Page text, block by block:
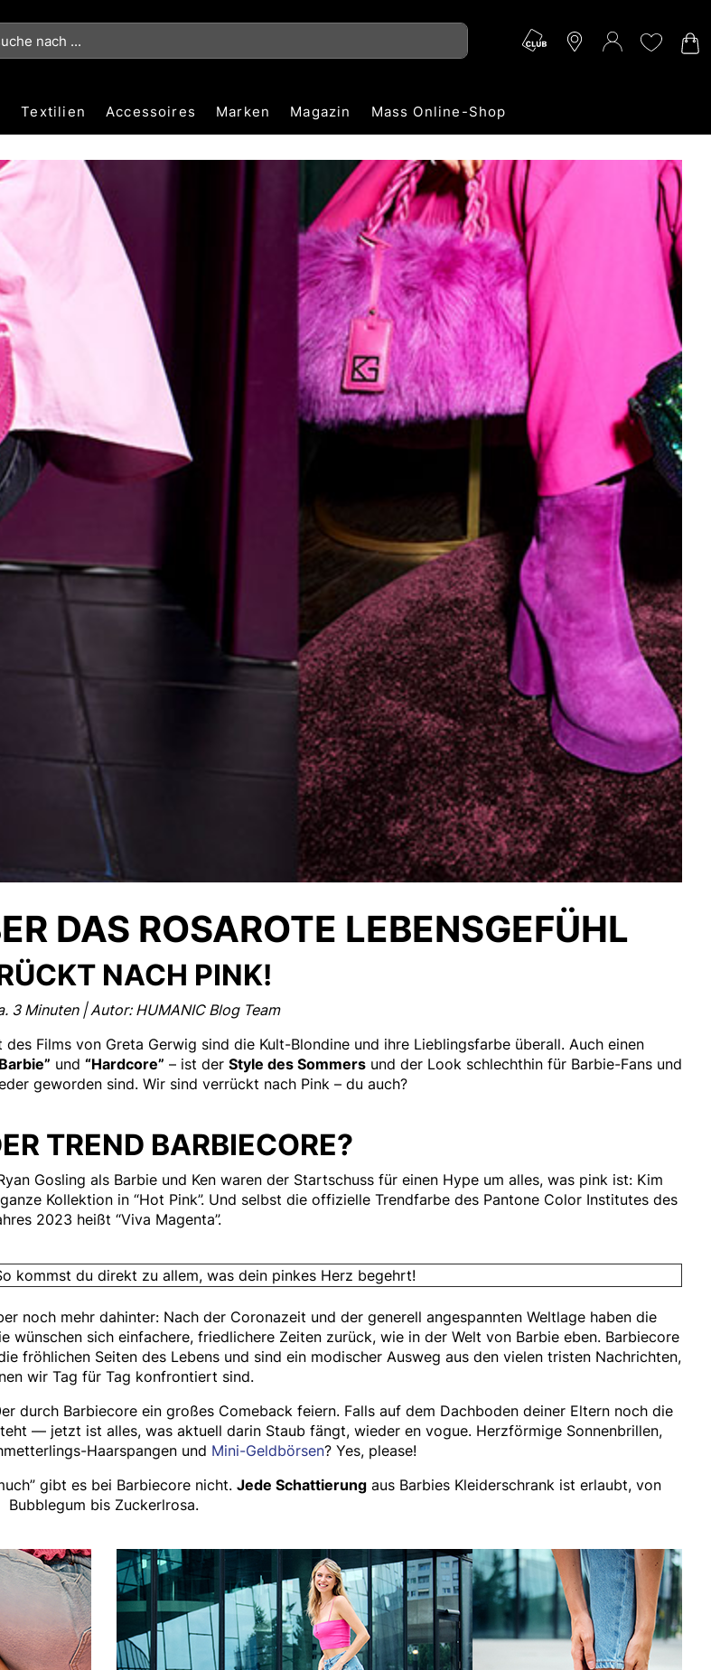
Textilien Accessoires Marken Magazin Mass Online-Shop
DAS ROSAROTE LEBENSGEFÜHL
NACH PINK!
3 Minuten | Autor: HUMANIC Blog Team
Films von Greta Gerwig sind die Kult-Blondine und ihre Lieblingsfarbe überall. Auch einen
und “Hardcore” – ist der Style des Sommers und der Look schlechthin für Barbie-Fans und
geworden sind. Wir sind verrückt nach Pink – du auch?
TREND BARBIECORE?
Gosling als Barbie und Ken waren der Startschuss für einen Hype um alles, was pink ist: Kim
Kollektion in “Hot Pink”. Und selbst die offizielle Trendfarbe des Pantone Color Institutes des
2023 heißt “Viva Magenta”.
kommst du direkt zu allem, was dein pinkes Herz begehrt!
noch mehr dahinter: Nach der Coronazeit und der generell angespannten Weltlage haben die
sich einfachere, friedlichere Zeiten zurück, wie in der Welt von Barbie eben. Barbiecore
fröhlichen Seiten des Lebens und sind ein modischer Ausweg aus den vielen tristen Nachrichten,
wir Tag für Tag konfrontiert sind.
durch Barbiecore ein großes Comeback feiern. Falls auf dem Dachboden deiner Eltern noch die
— jetzt ist alles, was aktuell darin Staub fängt, wieder en vogue. Herzförmige Sonnenbrillen,
Haarspangen und Mini-Geldbörsen? Yes, please!
gibt es bei Barbiecore nicht. Jede Schattierung aus Barbies Kleiderschrank ist erlaubt, von
Bubblegum bis Zuckerlrosa.